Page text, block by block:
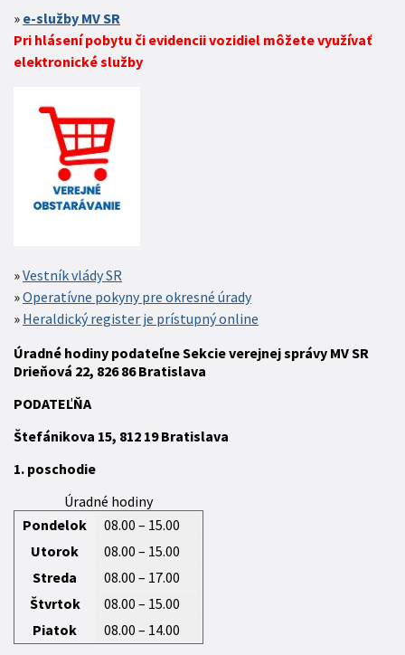
e-služby MV SR
Pri hlásení pobytu či evidencii vozidiel môžete využívať
elektronické služby
Vestník vlády SR
Operatívne pokyny pre okresné úrady
Heraldický register je prístupný online
Úradné hodiny podateľne Sekcie verejnej správy MV SR
Drieňová 22, 826 86 Bratislava
PODATEĽŇA
Štefánikova 15, 812 19Bratislava
1. poschodie
Úradné hodiny
Pondelok
08.00 – 15.00
Utorok
08.00 – 15.00
Streda
08.00 – 17.00
Štvrtok
08.00 – 15.00
Piatok
08.00 – 14.00